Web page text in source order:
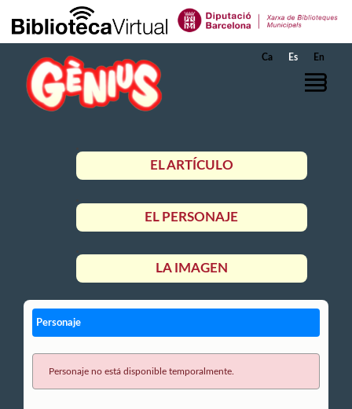
Saltar al contenido principal
Ca Es En
EL ARTÍCULO
EL PERSONAJE
LA IMAGEN
Personaje
Personaje no está disponible temporalmente.